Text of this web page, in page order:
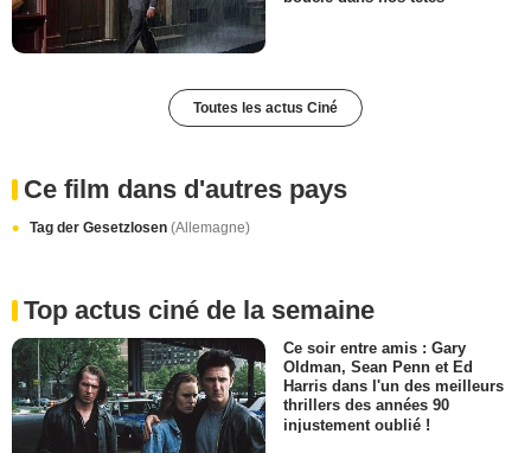
Toutes les actus Ciné
Ce film dans d'autres pays
Tag der Gesetzlosen (Allemagne)
Top actus ciné de la semaine
Ce soir entre amis : Gary
Oldman, Sean Penn et Ed
Harris dans l'un des meilleurs
thrillers des années 90
injustement oublié !